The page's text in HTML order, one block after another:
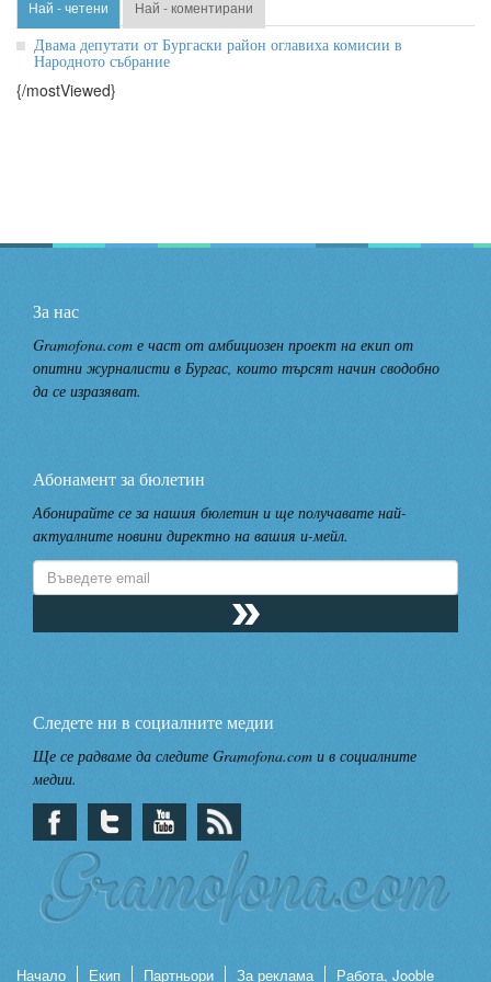
Най - четени Най - коментирани
Двама депутати от Бургаски район оглавиха комисии в
Народното събрание
{/mostViewed}
За нас
Gramofona.com е част от амбициозен проект на екип от
опитни журналисти в Бургас, които търсят начин сводобно
да се изразяват.
Абонамент за бюлетин
Абонирайте се за нашия бюлетин и ще получавате най-
актуалните новини директно на вашия и-мейл.
Следете ни в социалните медии
Ще се радваме да следите Gramofona.com и в социалните
медии.
Начало Екип Партньори За реклама Работа, Jooble